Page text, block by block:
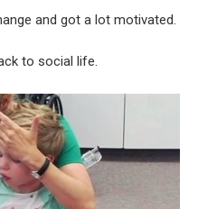
and got a lot motivated.
to social life.